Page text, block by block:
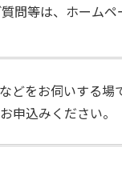
問等は、ホーム
どをお伺いする
申込みください。